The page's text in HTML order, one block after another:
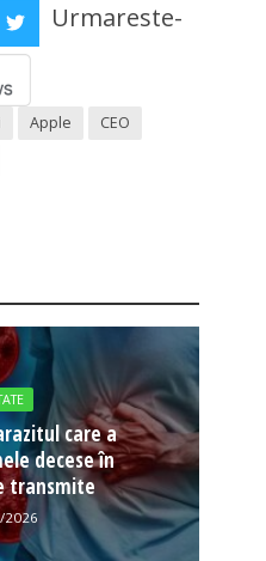
Urmareste-
Apple
CEO
care a
decese în
transmite
2026